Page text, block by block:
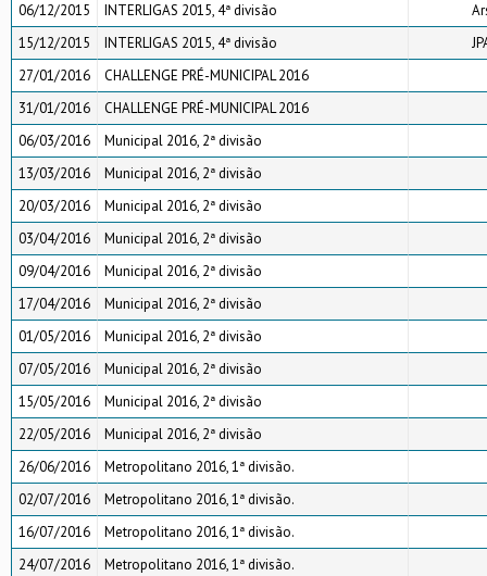
06/12/2015
INTERLIGAS 2015, 4ª divisão
15/12/2015
INTERLIGAS 2015, 4ª divisão
27/01/2016
CHALLENGE PRÉ-MUNICIPAL 2016
31/01/2016
CHALLENGE PRÉ-MUNICIPAL 2016
06/03/2016
Municipal 2016, 2ª divisão
13/03/2016
Municipal 2016, 2ª divisão
20/03/2016
Municipal 2016, 2ª divisão
03/04/2016
Municipal 2016, 2ª divisão
09/04/2016
Municipal 2016, 2ª divisão
17/04/2016
Municipal 2016, 2ª divisão
01/05/2016
Municipal 2016, 2ª divisão
07/05/2016
Municipal 2016, 2ª divisão
15/05/2016
Municipal 2016, 2ª divisão
22/05/2016
Municipal 2016, 2ª divisão
26/06/2016
Metropolitano 2016, 1ª divisão.
02/07/2016
Metropolitano 2016, 1ª divisão.
16/07/2016
Metropolitano 2016, 1ª divisão.
24/07/2016
Metropolitano 2016, 1ª divisão.